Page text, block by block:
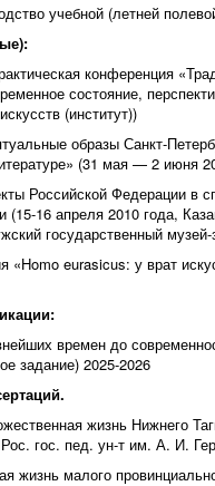
учебной (летней
конференция
состояние,
(институт))
образы Санкт-
(31 мая — 2
Российской Федерации в
16 апреля 2010 года,
государственный музей-
eurasicus: у врат
времен до
задание) 2025-2026
жизнь Нижнего
Рос. гос. пед. ун-т им. А. И.
жизнь малого